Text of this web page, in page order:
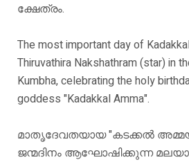
ക്ഷേത്രം.
The most important day of
Thiruvathira Nakshathram (star) in
Kumbha, celebrating the holy
goddess "Kadakkal Amma".
മാതൃദേവതയായ "കടക്കൽ
ജന്മദിനം ആഘോഷിക്കുന്ന